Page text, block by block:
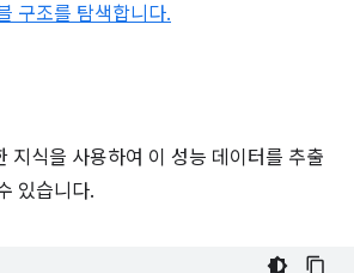
구조를 탐색합니다.
지식을 사용하여 이 성능 데이터를 추출
있습니다.